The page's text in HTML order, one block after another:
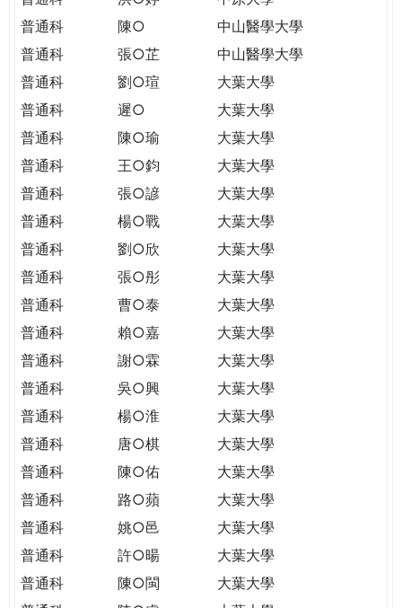
普通科
陳○
中山醫學大學
普通科
張○芷
中山醫學大學
普通科
劉○瑄
大葉大學
普通科
遲○
大葉大學
普通科
陳○瑜
大葉大學
普通科
王○鈞
大葉大學
普通科
張○諺
大葉大學
普通科
楊○戰
大葉大學
普通科
劉○欣
大葉大學
普通科
張○彤
大葉大學
普通科
曹○泰
大葉大學
普通科
賴○嘉
大葉大學
普通科
謝○霖
大葉大學
普通科
吳○興
大葉大學
普通科
楊○淮
大葉大學
普通科
唐○棋
大葉大學
普通科
陳○佑
大葉大學
普通科
路○蘋
大葉大學
普通科
姚○邑
大葉大學
普通科
許○暘
大葉大學
普通科
陳○閩
大葉大學